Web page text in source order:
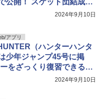
公開！ スケット団結成秘
2024年9月10日
アプリ
（ハンターハンタ
少年ジャンプ45号に掲
をざっくり復習できる無
2024年9月10日